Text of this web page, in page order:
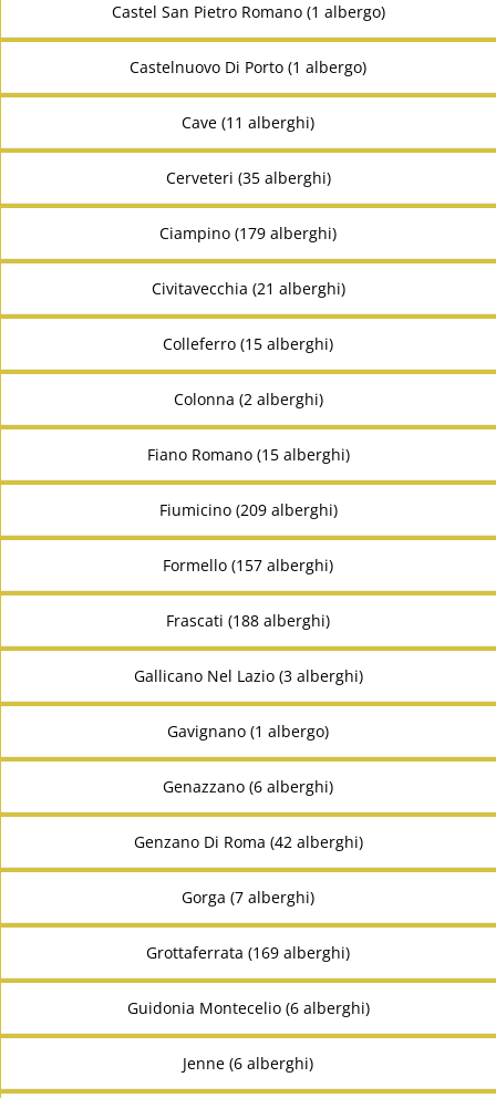
Castel San Pietro Romano (1 albergo)
Castelnuovo Di Porto (1 albergo)
Cave (11 alberghi)
Cerveteri (35 alberghi)
Ciampino (179 alberghi)
Civitavecchia (21 alberghi)
Colleferro (15 alberghi)
Colonna (2 alberghi)
Fiano Romano (15 alberghi)
Fiumicino (209 alberghi)
Formello (157 alberghi)
Frascati (188 alberghi)
Gallicano Nel Lazio (3 alberghi)
Gavignano (1 albergo)
Genazzano (6 alberghi)
Genzano Di Roma (42 alberghi)
Gorga (7 alberghi)
Grottaferrata (169 alberghi)
Guidonia Montecelio (6 alberghi)
Jenne (6 alberghi)